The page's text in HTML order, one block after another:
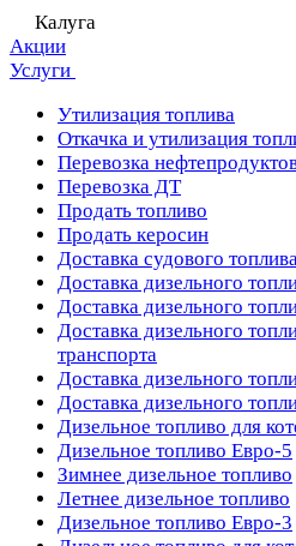
Калуга
Акции
Услуги
Утилизация топлива
Откачка и утилизация
Перевозка
Перевозка ДТ
Продать топливо
Продать керосин
Доставка судового
Доставка дизельного
Доставка дизельного
Доставка дизельного
транспорта
Доставка дизельного
Доставка дизельного
Дизельное топливо для
Дизельное топливо Евро-5
Зимнее дизельное топливо
Летнее дизельное топливо
Дизельное топливо Евро-3